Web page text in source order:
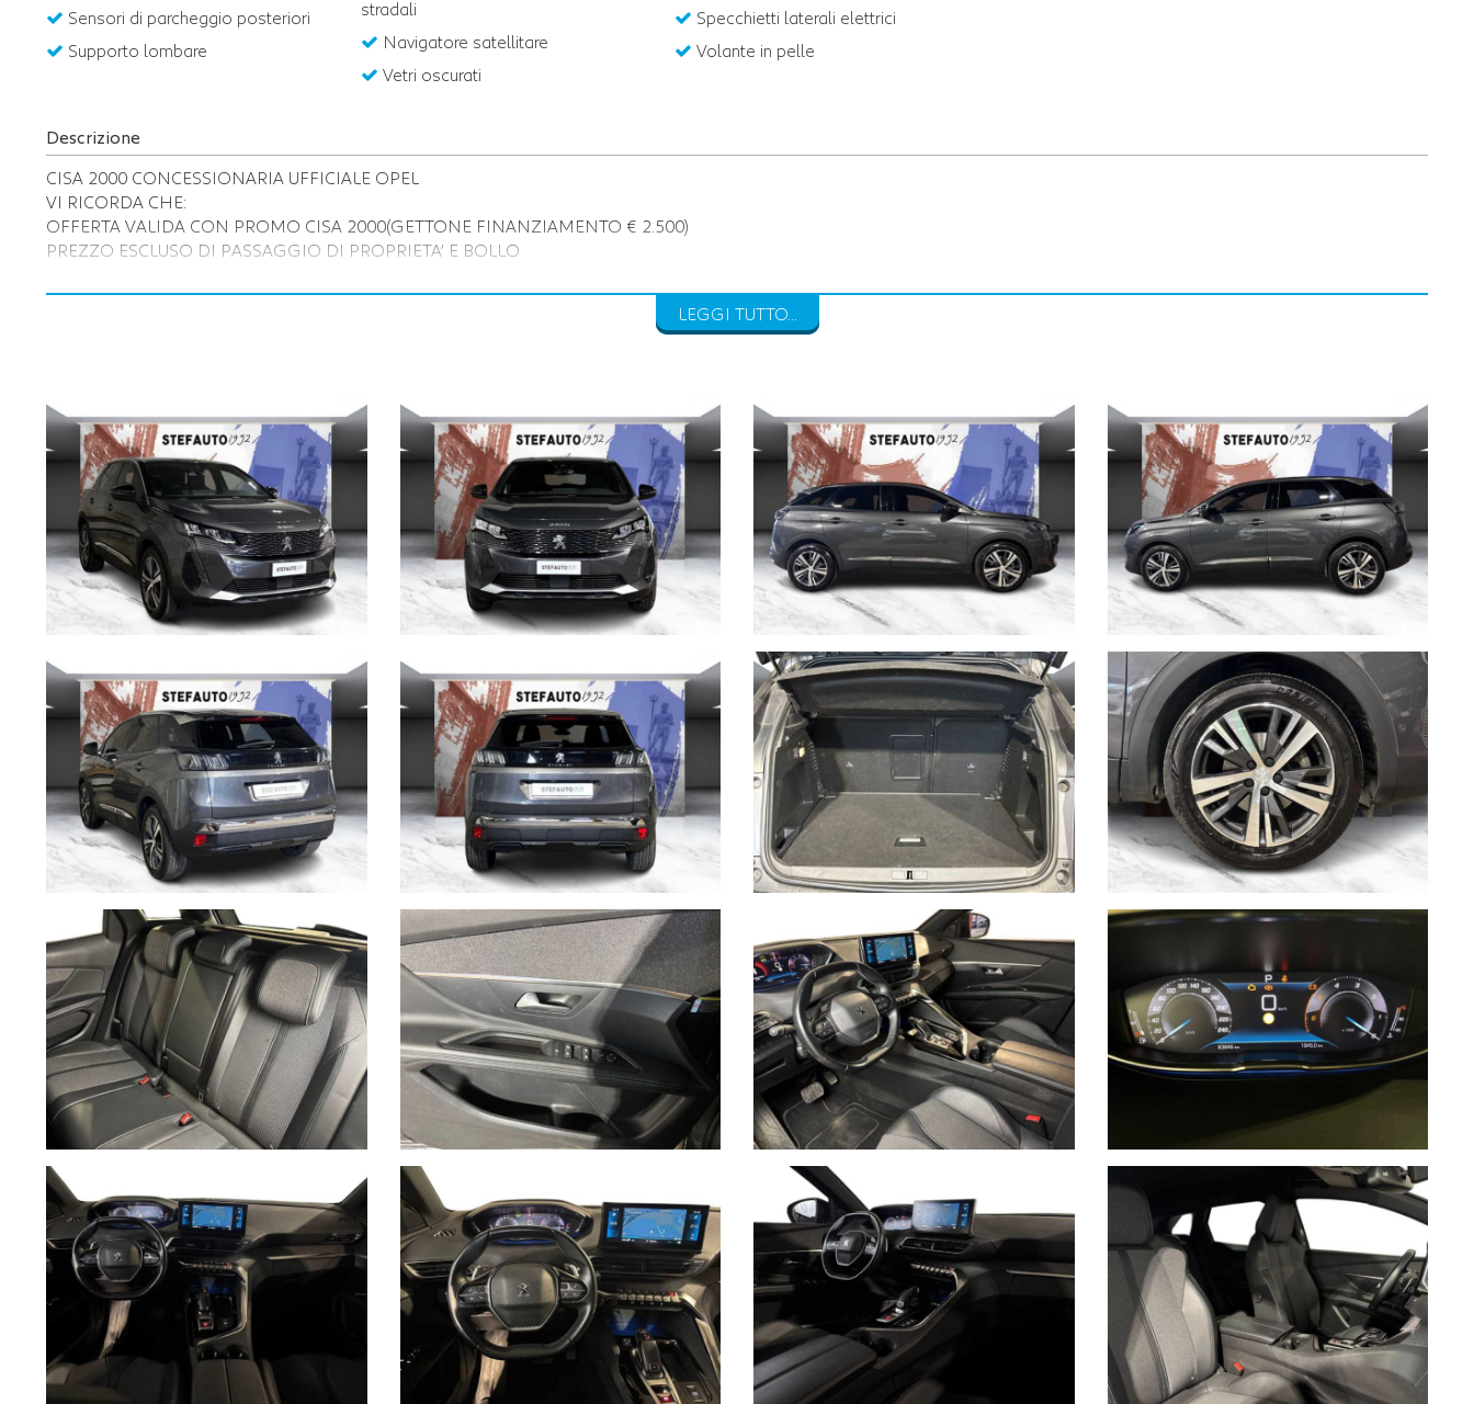
Sensori di parcheggio posteriori
Supporto lombare
stradali
Navigatore satellitare
Vetri oscurati
Specchietti laterali elettrici
Volante in pelle
Descrizione
CISA 2000 CONCESSIONARIA UFFICIALE OPEL
VI RICORDA CHE:
OFFERTA VALIDA CON PROMO CISA 2000(GETTONE FINANZIAMENTO € 2.500)
PREZZO ESCLUSO DI PASSAGGIO DI PROPRIETA’ E BOLLO
INOLTRE VI INVITIAMO A SPECIFICARE:
(MODELLO, ANNO DI IMMATRICOLAZIONE, KM)
Per info su questa vettura contattare
CISA 2000 CONCESSIONARIA OPEL
VIA BENTINI, 111 40128 BOLOGNA
Tel. 051 551701
Cisa 2000 declina ogni responsabilità per eventuali non conformità relative ad equipaggiamento, omologazioni anti inquinamento, accessori, ecc. pubblicate nei diversi portali. Dette
informazioni che non rappresentano in alcun modo un impegno contrattuale in quanto non ci è possibile intervenire su eventuali errori di stampa.
LEGGI TUTTO...